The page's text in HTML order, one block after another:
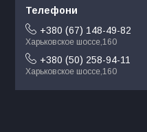
+380 (67) 148-49-82
Харьковское шоссе,160
+380 (50) 258-94-11
Харьковское шоссе,160